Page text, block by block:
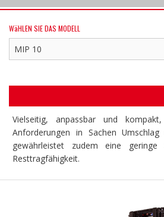
WäHLEN SIE DAS MODELL
Vielseitig, anpassbar und
Anforderungen in Sachen
gewährleistet zudem eine geringe
Resttragfähigkeit.